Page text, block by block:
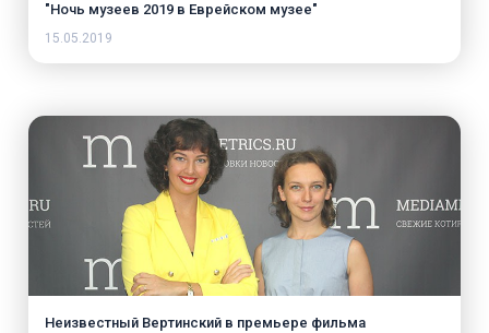
"Ночь музеев 2019 в Еврейском музее"
15.05.2019
Неизвестный Вертинский в премьере фильма